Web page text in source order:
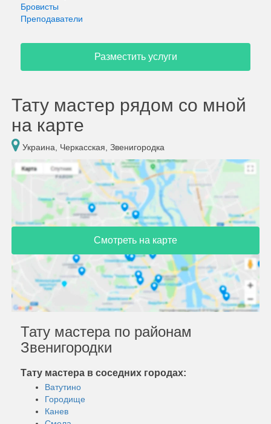
Бровисты
Преподаватели
Разместить услуги
Тату мастер рядом со мной
на карте
Украина, Черкасская, Звенигородка
Смотреть на карте
Тату мастера по районам
Звенигородки
Тату мастера в соседних городах:
Ватутино
Городище
Канев